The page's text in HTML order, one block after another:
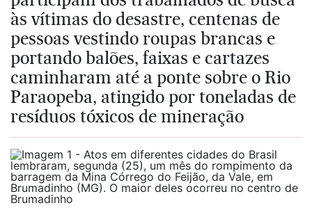
às vítimas do desastre, centenas de
pessoas vestindo roupas brancas e
portando balões, faixas e cartazes
caminharam até a ponte sobre o Rio
Paraopeba, atingido por toneladas de
resíduos tóxicos de mineração